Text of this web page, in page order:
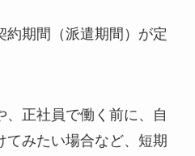
約期間（派遣期間）が定
正社員で働く前に、自
てみたい場合など、短期